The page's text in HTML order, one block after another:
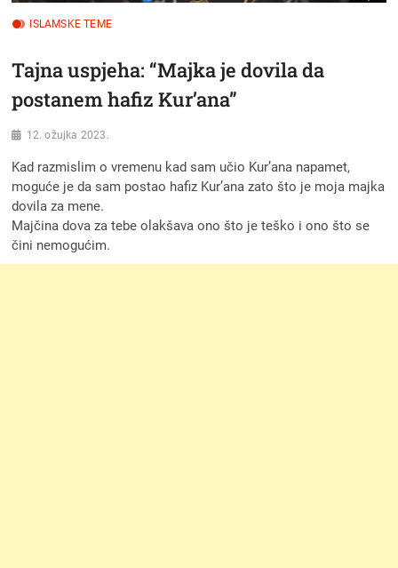
ISLAMSKE TEME
Tajna uspjeha: “Majka je dovila da
postanem hafiz Kur’ana”
12. ožujka 2023.
Kad razmislim o vremenu kad sam učio Kur’ana napamet,
moguće je da sam postao hafiz Kur’ana zato što je moja majka
dovila za mene.
Majčina dova za tebe olakšava ono što je teško i ono što se
čini nemogućim.